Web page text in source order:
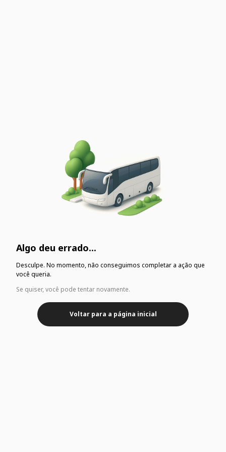
Algo deu errado...
Desculpe. No momento, não conseguimos completar a ação que
você queria.
Se quiser, você pode tentar novamente.
Voltar para a página inicial